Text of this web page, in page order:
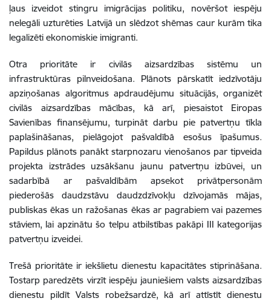
ļaus izveidot stingru imigrācijas politiku, novēršot iespēju
nelegāli uzturēties Latvijā un slēdzot shēmas caur kurām tika
legalizēti ekonomiskie imigranti.
Otra prioritāte ir civilās aizsardzības sistēmu un
infrastruktūras pilnveidošana. Plānots pārskatīt iedzīvotāju
apziņošanas algoritmus apdraudējumu situācijās, organizēt
civilās aizsardzības mācības, kā arī, piesaistot Eiropas
Savienības finansējumu, turpināt darbu pie patvertņu tīkla
paplašināšanas, pielāgojot pašvaldībā esošus īpašumus.
Papildus plānots panākt starpnozaru vienošanos par tipveida
projekta izstrādes uzsākšanu jaunu patvertņu izbūvei, un
sadarbībā ar pašvaldībām apsekot privātpersonām
piederošās daudzstāvu daudzdzīvokļu dzīvojamās mājas,
publiskas ēkas un ražošanas ēkas ar pagrabiem vai pazemes
stāviem, lai apzinātu šo telpu atbilstības pakāpi III kategorijas
patvertņu izveidei.
Trešā prioritāte ir iekšlietu dienestu kapacitātes stiprināšana.
Tostarp paredzēts virzīt iespēju jauniešiem valsts aizsardzības
dienestu pildīt Valsts robežsardzē, kā arī attīstīt dienestu